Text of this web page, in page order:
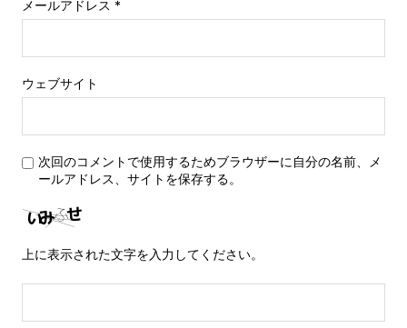
メールアドレス *
ウェブサイト
次回のコメントで使用するためブラウザーに自分の名前、メ
ールアドレス、サイトを保存する。
上に表示された文字を入力してください。